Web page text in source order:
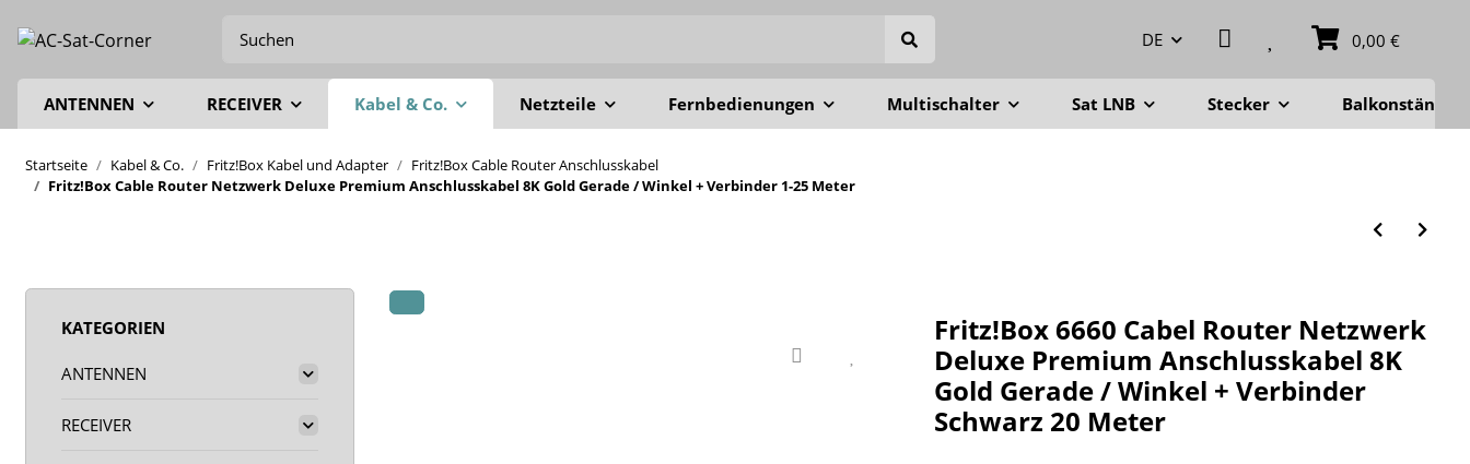
DE 0,00 €
ANTENNEN RECEIVER Kabel & Co. Netzteile Fernbedienungen Multischalter Sat LNB Stecker Balkonständer
Startseite Kabel & Co. Fritz!Box Kabel und Adapter
Fritz!Box Cable Router Anschlusskabel
Fritz!Box Cable Router Netzwerk Deluxe Premium Anschlusskabel 8K Gold Gerade / Winkel + Verbinder 1-25 Meter
Fritz!Box 6660 Cabel Router Netzwerk
Deluxe Premium Anschlusskabel 8K
Gold Gerade / Winkel + Verbinder
Schwarz 20 Meter
KATEGORIEN
ANTENNEN
RECEIVER